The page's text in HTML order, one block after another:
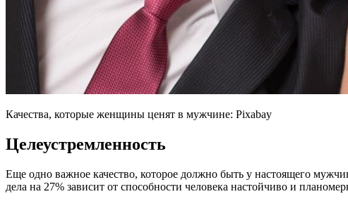
Качества, которые женщины ценят в мужчине: Pixabay
Целеустремленность
Еще одно важное качество, которое должно быть у настоящего
дела на 27% зависит от способности человека настойчиво и